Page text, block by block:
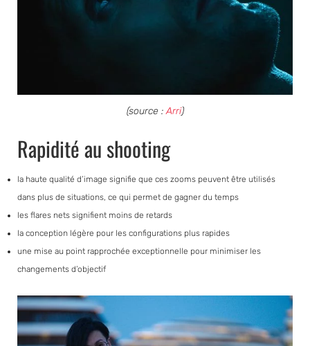
(source :Arri)
Rapidité au shooting
la haute qualité d’image signifie que ces zooms peuvent être utilisés
dans plus de situations, ce qui permet de gagner du temps
les flares nets signifient moins de retards
la conception légère pour les configurations plus rapides
une mise au point rapprochée exceptionnelle pour minimiser les
changements d’objectif